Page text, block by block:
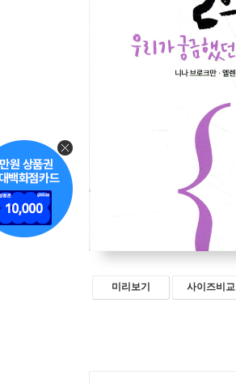
미리보기 사이즈비교